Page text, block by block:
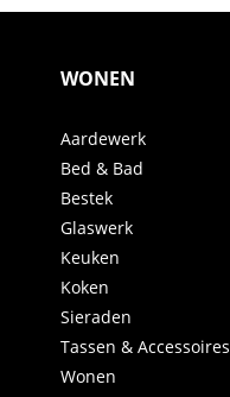
WONEN
Aardewerk
Bed & Bad
Bestek
Glaswerk
Keuken
Koken
Sieraden
Tassen & Accessoires
Wonen